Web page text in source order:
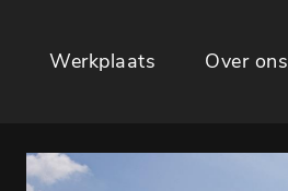
Werkplaats Over ons